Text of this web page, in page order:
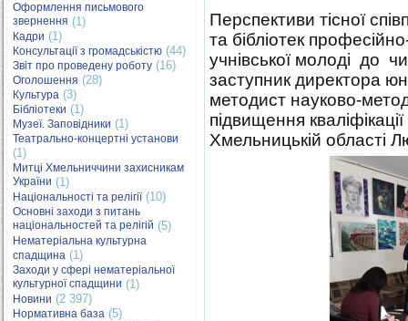
Оформлення письмового
звернення (1)
Кадри (1)
Консультації з громадськістю (44)
Звіт про проведену роботу (16)
Оголошення (28)
Культура (3)
Бібліотеки (1)
Музеї. Заповідники (1)
Театрально-концертні установи
(1)
Митці Хмельниччини захисникам
України (1)
Національності та релігії(10)
Основні заходи з питань
національностей та релігій (5)
Нематеріальна культурна
спадщина (1)
Заходи у сфері нематеріальної
культурної спадщини (1)
Новини (2 397)
Нормативна база (5)
Перспективи тісної
та бібліотек
учнівської молоді до
заступник директора
методист науково-
підвищення
Хмельницькій області